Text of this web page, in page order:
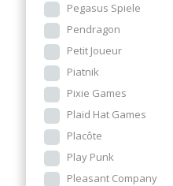
Pegasus Spiele
Pendragon
Petit Joueur
Piatnik
Pixie Games
Plaid Hat Games
Placôte
Play Punk
Pleasant Company